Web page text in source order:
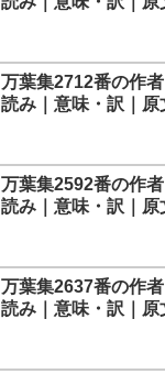
万葉集2712番の作
読み｜意味・訳｜原
万葉集2592番の作
読み｜意味・訳｜原
万葉集2637番の作
読み｜意味・訳｜原